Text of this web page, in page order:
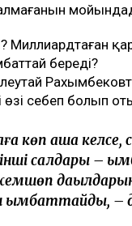
Миллиардтаған
береді?
Рахымбековтің
өзі себеп болып
көп ақша келсе,
салдары –
қымбаттайды, –